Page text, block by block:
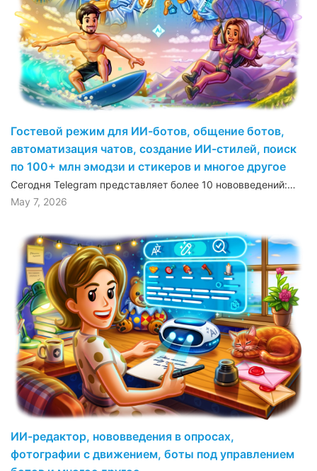
Гостевой режим для ИИ-ботов, общение ботов,
автоматизация чатов, создание ИИ-стилей, поиск
по 100+ млн эмодзи и стикеров и многое другое
Сегодня Telegram представляет более 10 нововведений:…
May 7, 2026
ИИ-редактор, нововведения в опросах,
фотографии с движением, боты под управлением